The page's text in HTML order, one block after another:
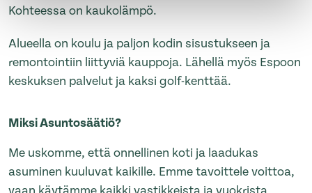
Kohteessa on kaukolämpö.
Alueella on koulu ja paljon kodin sisustukseen ja
remontointiin liittyviä kauppoja. Lähellä myös Espoon
keskuksen palvelut ja kaksi golf-kenttää.
Miksi Asuntosäätiö?
Me uskomme, että onnellinen koti ja laadukas
asuminen kuuluvat kaikille. Emme tavoittele voittoa,